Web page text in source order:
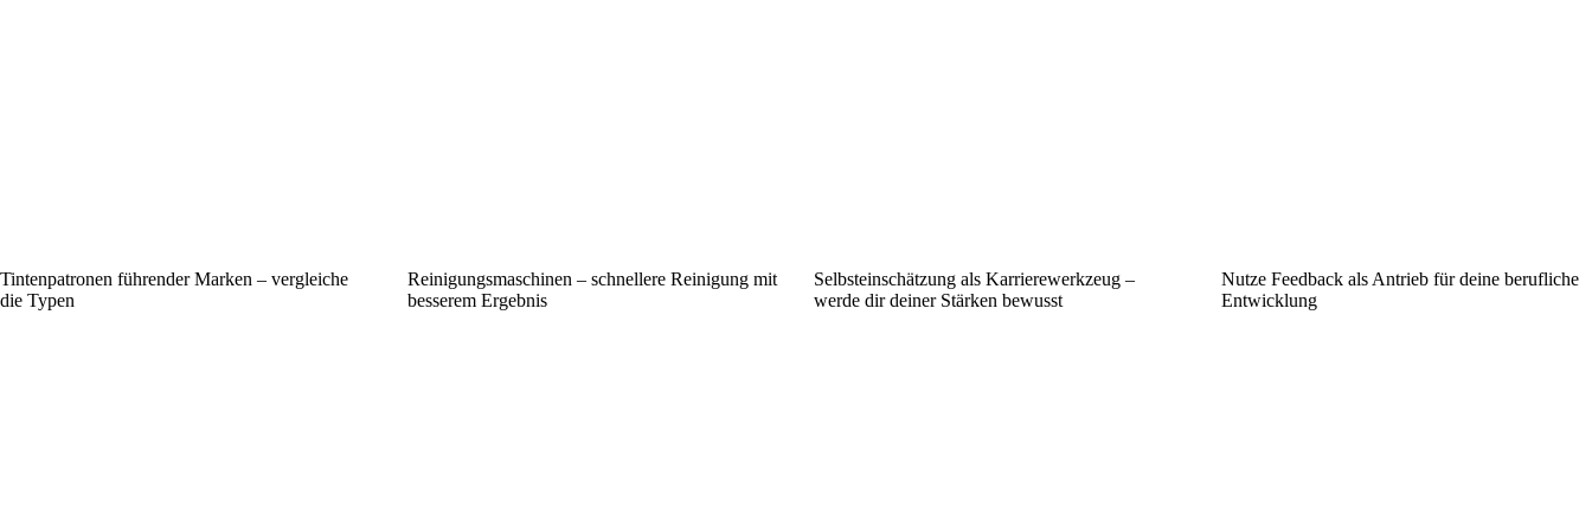
Tintenpatronen führender Marken – vergleiche
die Typen
Reinigungsmaschinen – schnellere Reinigung mit
besserem Ergebnis
Selbsteinschätzung als Karrierewerkzeug –
werde dir deiner Stärken bewusst
Nutze Feedback als Antrieb für deine berufliche
Entwicklung